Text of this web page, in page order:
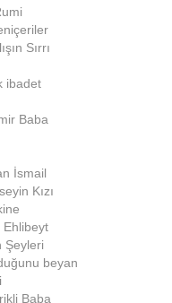
Sırrı
ibadet
Baba
İsmail
Kızı
Şeyleri
beyan
Baba